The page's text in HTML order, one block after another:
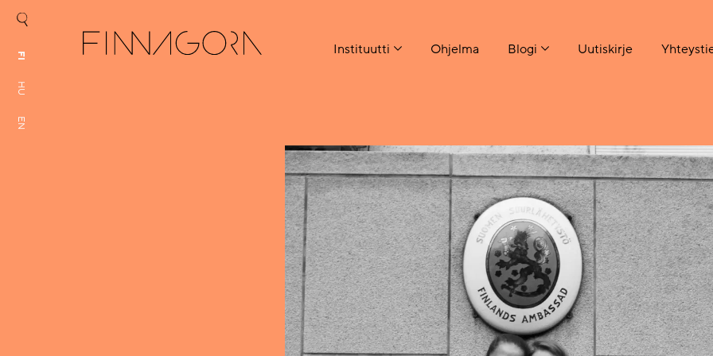
FI
HU
EN
Instituutti Ohjelma Blogi Uutiskirje